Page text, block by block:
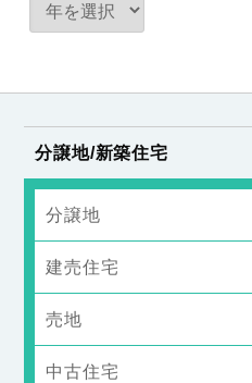
分譲地/新築住宅
分譲地
建売住宅
売地
中古住宅